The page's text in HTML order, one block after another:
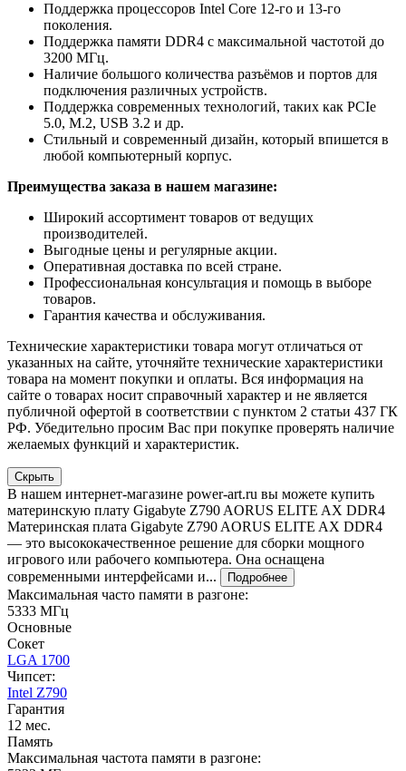
Поддержка процессоров Intel Core 12-го и 13-го
поколения.
Поддержка памяти DDR4 с максимальной частотой до
3200 МГц.
Наличие большого количества разъёмов и портов для
подключения различных устройств.
Поддержка современных технологий, таких как PCIe
5.0, M.2, USB 3.2 и др.
Стильный и современный дизайн, который впишется в
любой компьютерный корпус.
Преимущества заказа в нашем магазине:
Широкий ассортимент товаров от ведущих
производителей.
Выгодные цены и регулярные акции.
Оперативная доставка по всей стране.
Профессиональная консультация и помощь в выборе
товаров.
Гарантия качества и обслуживания.
Технические характеристики товара могут отличаться от
указанных на сайте, уточняйте технические характеристики
товара на момент покупки и оплаты. Вся информация на
сайте о товарах носит справочный характер и не является
публичной офертой в соответствии с пунктом 2 статьи 437 ГК
РФ. Убедительно просим Вас при покупке проверять наличие
желаемых функций и характеристик.
Скрыть
В нашем интернет-магазине power-art.ru вы можете купить
материнскую плату Gigabyte Z790 AORUS ELITE AX DDR4
Материнская плата Gigabyte Z790 AORUS ELITE AX DDR4
— это высококачественное решение для сборки мощного
игрового или рабочего компьютера. Она оснащена
современными интерфейсами и...
Подробнее
Максимальная часто памяти в разгоне:
5333 МГц
Основные
Сокет
LGA 1700
Чипсет:
Intel Z790
Гарантия
12 мес.
Память
Максимальная частота памяти в разгоне: